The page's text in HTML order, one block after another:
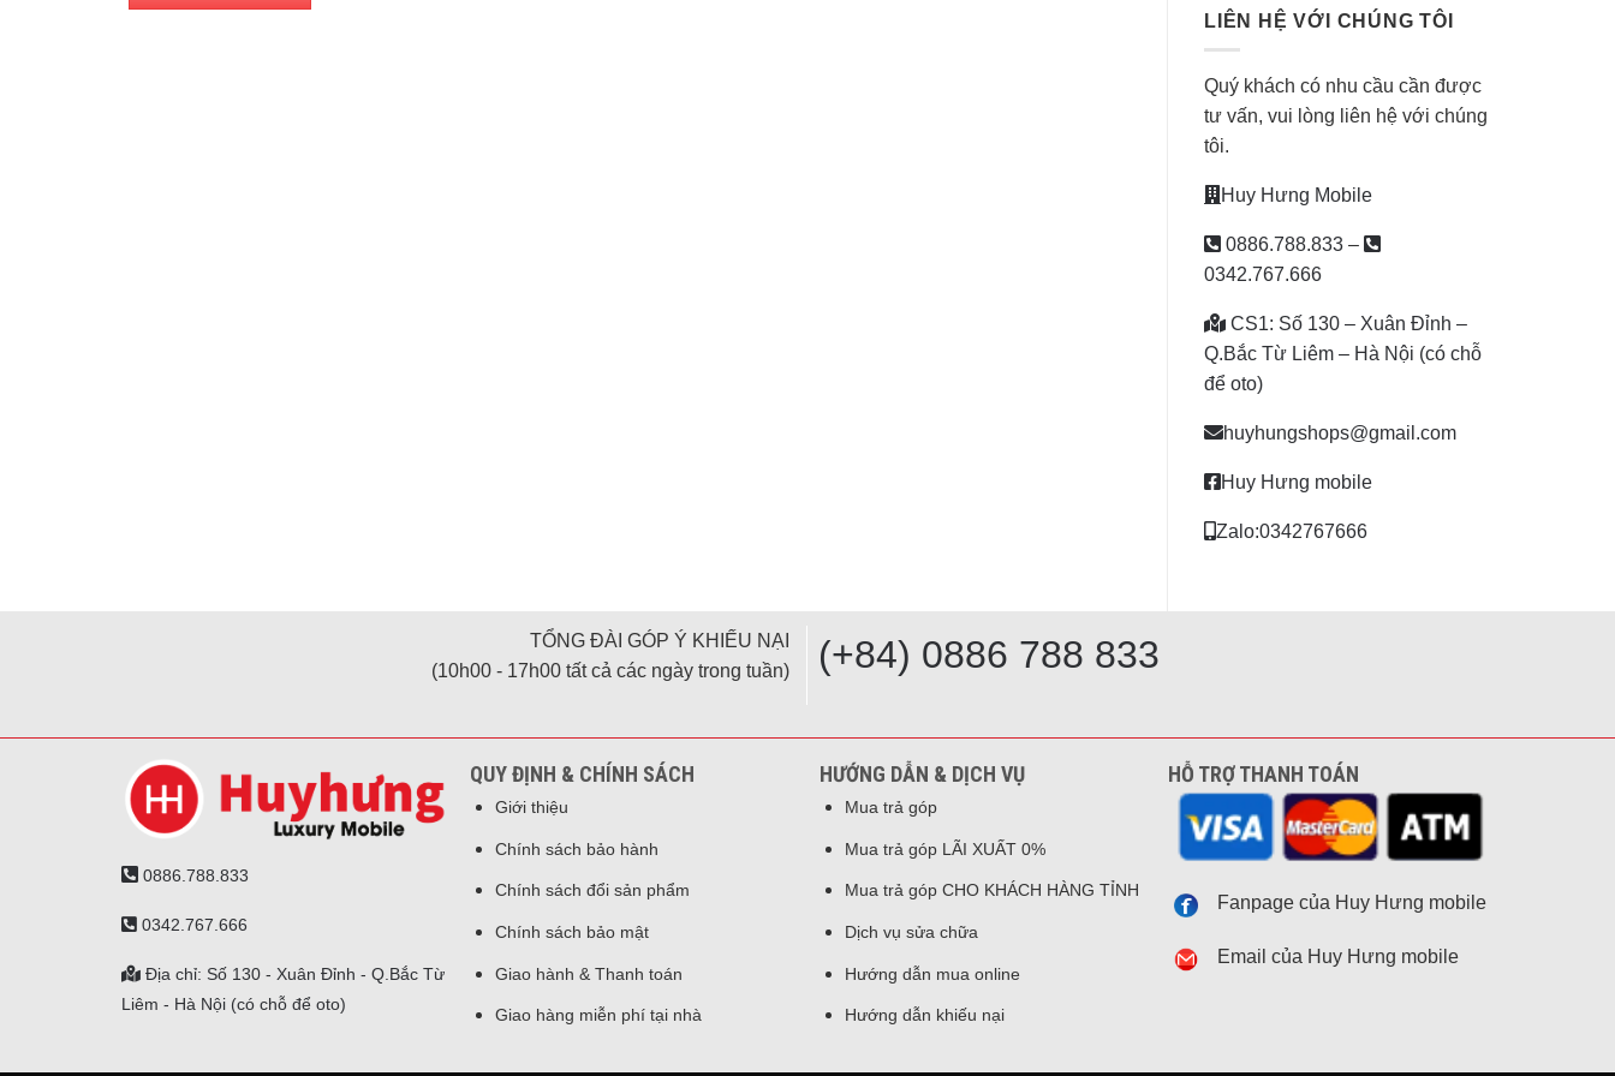
LIÊN HỆ VỚI CHÚNG TÔI
Quý khách có nhu cầu cần được
tư vấn, vui lòng liên hệ với chúng
tôi.
Huy Hưng Mobile
0886.788.833 –
0342.767.666
CS1: Số 130 – Xuân Đỉnh –
Q.Bắc Từ Liêm – Hà Nội (có chỗ
để oto)
huyhungshops@gmail.com
Huy Hưng mobile
Zalo:0342767666
1,390,000 ₫.1,190,000 ₫.
TỔNG ĐÀI GÓP Ý KHIẾU NẠI
(10h00 - 17h00 tất cả các ngày trong tuần)
(+84) 0886 788 833
0886.788.833
0342.767.666
Địa chỉ: Số 130 - Xuân Đỉnh - Q.Bắc Từ
Liêm - Hà Nội (có chỗ để oto)
QUY ĐỊNH & CHÍNH SÁCH
Giới thiệu
Chính sách bảo hành
Chính sách đổi sản phẩm
Chính sách bảo mật
Giao hành & Thanh toán
Giao hàng miễn phí tại nhà
HƯỚNG DẪN & DỊCH VỤ
Mua trả góp
Mua trả góp LÃI XUẤT 0%
Mua trả góp CHO KHÁCH HÀNG TỈNH
Dịch vụ sửa chữa
Hướng dẫn mua online
Hướng dẫn khiếu nại
HỖ TRỢ THANH TOÁN
Fanpage của Huy Hưng mobile
Email của Huy Hưng mobile